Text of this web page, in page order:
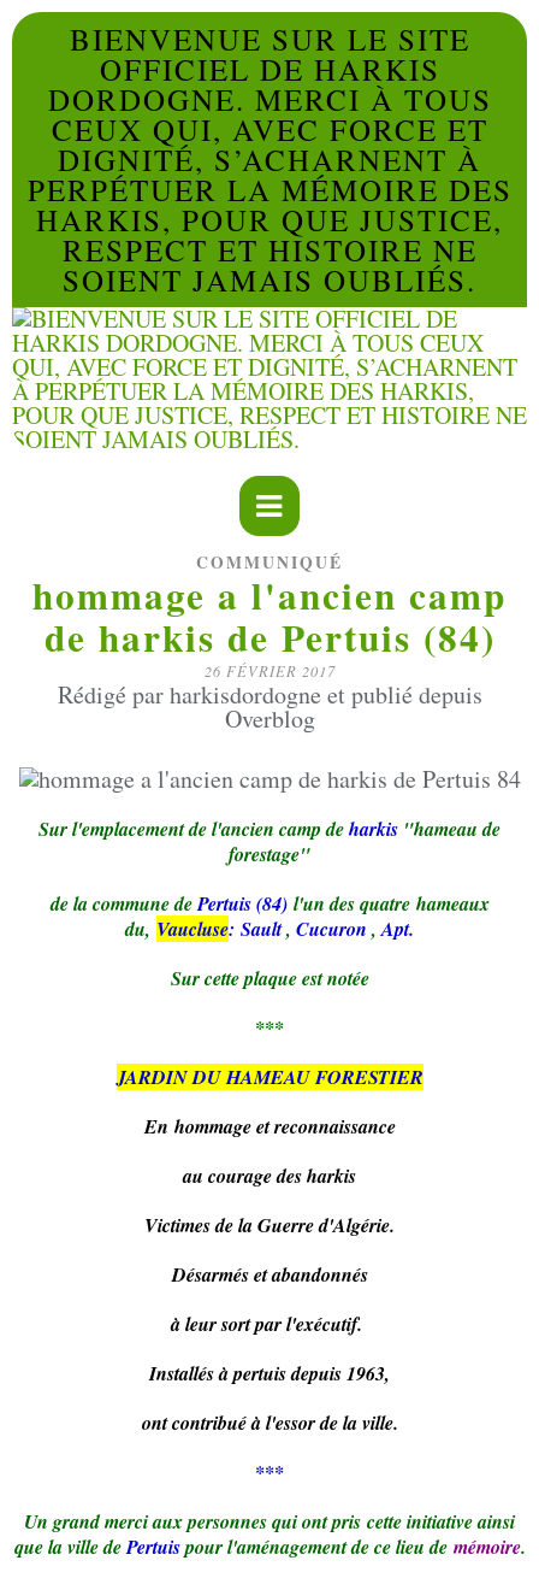
BIENVENUE SUR LE SITE
OFFICIEL DE HARKIS
DORDOGNE. MERCI À TOUS
CEUX QUI, AVEC FORCE ET
DIGNITÉ, S’ACHARNENT À
PERPÉTUER LA MÉMOIRE DES
HARKIS, POUR QUE JUSTICE,
RESPECT ET HISTOIRE NE
SOIENT JAMAIS OUBLIÉS.
COMMUNIQUÉ
hommage a l'ancien camp
de harkis de Pertuis (84)
26 FÉVRIER 2017
Rédigé par harkisdordogne et publié depuis
Overblog
Sur l'emplacement de l'ancien camp deharkis "hameau de
forestage"
de la commune dePertuis (84) l'un des quatre hameaux
du, Vaucluse: Sault, Cucuron,Apt.
Sur cette plaque est notée
***
JARDIN DU HAMEAU FORESTIER
En hommage et reconnaissance
au courage des harkis
Victimes de la Guerre d'Algérie.
Désarmés et abandonnés
à leur sort par l'exécutif.
Installés à pertuis depuis 1963,
ont contribué à l'essor de la ville.
***
Un grand merci aux personnes qui ont pris cette initiative ainsi
que la ville dePertuispour l'aménagement de ce lieu de mémoire.